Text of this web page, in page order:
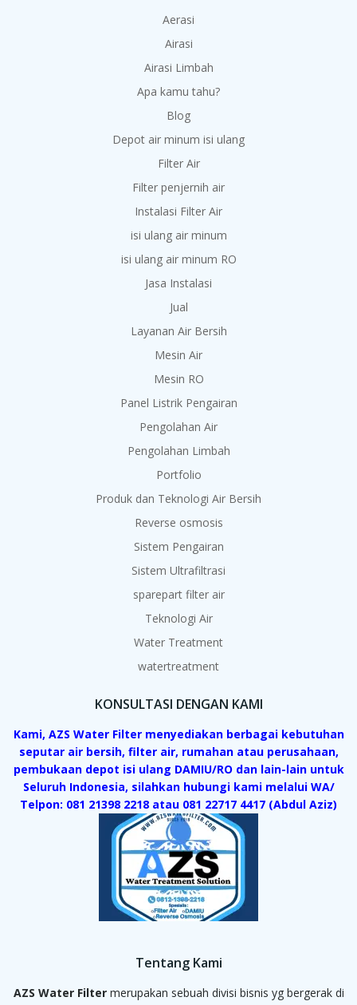
Aerasi
Airasi
Airasi Limbah
Apa kamu tahu?
Blog
Depot air minum isi ulang
Filter Air
Filter penjernih air
Instalasi Filter Air
isi ulang air minum
isi ulang air minum RO
Jasa Instalasi
Jual
Layanan Air Bersih
Mesin Air
Mesin RO
Panel Listrik Pengairan
Pengolahan Air
Pengolahan Limbah
Portfolio
Produk dan Teknologi Air Bersih
Reverse osmosis
Sistem Pengairan
Sistem Ultrafiltrasi
sparepart filter air
Teknologi Air
Water Treatment
watertreatment
KONSULTASI DENGAN KAMI
Kami, AZS Water Filter menyediakan berbagai kebutuhan
seputar air bersih, filter air, rumahan atau perusahaan,
pembukaan depot isi ulang DAMIU/RO dan lain-lain untuk
Seluruh Indonesia, silahkan hubungi kami melalui WA/
Telpon: 081 21398 2218 atau 081 22717 4417 (Abdul Aziz)
Tentang Kami
AZS Water Filtermerupakan sebuah divisi bisnis yg bergerak di